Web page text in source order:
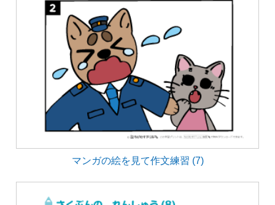
マンガの絵を見て作文練習 (7)